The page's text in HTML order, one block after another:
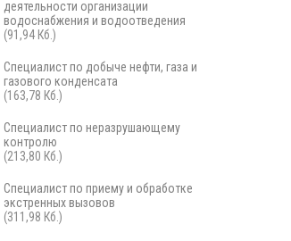
деятельности организации
водоснабжения и водоотведения
(91,94 Кб.)
Специалист по добыче нефти, газа и
газового конденсата
(163,78 Кб.)
Специалист по неразрушающему
контролю
(213,80 Кб.)
Специалист по приему и обработке
экстренных вызовов
(311,98 Кб.)